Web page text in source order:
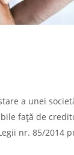
a unei
față de
nr. 85/2014